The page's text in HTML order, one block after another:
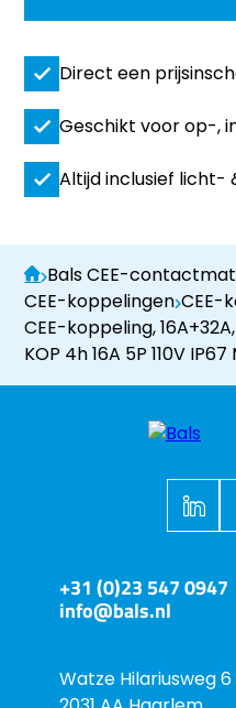
Direct een
Geschikt voor op-,
Altijd inclusief licht-
Bals CEE-
CEE-koppelingen CEE-
CEE-koppeling,
KOP 4h 16A 5P 110V IP67
+31 (0)23 547 0947
info@bals.nl
Watze Hilariusweg 6